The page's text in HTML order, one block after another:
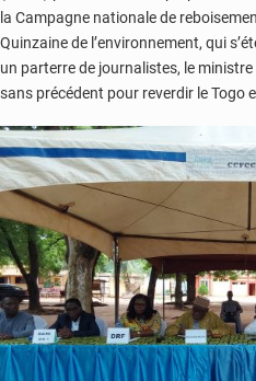
la Campagne nationale de
Quinzaine de l’environnement, qui
un parterre de journalistes, le
sans précédent pour reverdir le Togo